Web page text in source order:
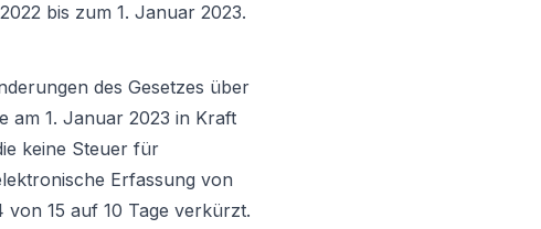
bis zum 1. Januar 2023.
des Gesetzes über
am 1. Januar 2023 in Kraft
keine Steuer für
Erfassung von
15 auf 10 Tage verkürzt.